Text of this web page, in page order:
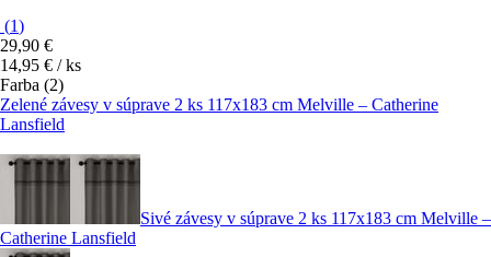
(1)
29,90 €
14,95 € / ks
Farba (2)
Zelené závesy v súprave 2 ks 117x183 cm Melville – Catherine
Lansfield
Sivé závesy v súprave 2 ks 117x183 cm Melville –
Catherine Lansfield